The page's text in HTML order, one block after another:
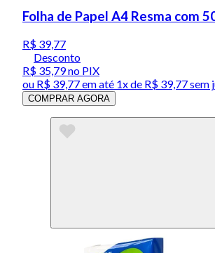
Folha de Papel A4 Resma com
R$ 39,77
Desconto
R$ 35,79no PIX
ou R$ 39,77em até 1x de R$ 39,77sem
COMPRAR AGORA